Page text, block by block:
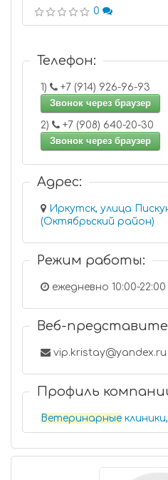
0
Телефон:
1)
+7 (914) 926-96-93
Звонок через браузер
2)
+7 (908) 640-20-30
Звонок через браузер
Адрес:
Иркутск, улица
(Октябрьский район)
Режим работы:
ежедневно 10:00-22:00
Веб-
vip.kristay@yandex.ru
Профиль
Ветеринарные